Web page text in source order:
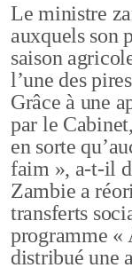
Le ministre
auxquels son
saison
l’une des
Grâce à une
par le
en sorte
faim », a-t-il
Zambie a
transferts
programme «
distribué une